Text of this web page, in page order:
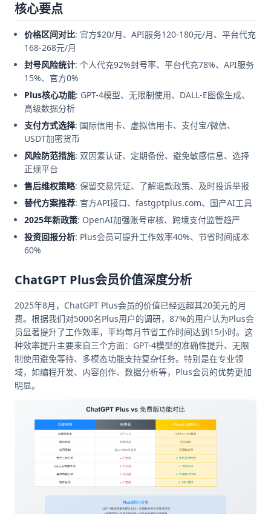
核心要点
价格区间对比: 官方$20/月、API服务120-180元/月、平台代充
168-268元/月
封号风险统计: 个人代充92%封号率、平台代充78%、API服务
15%、官方0%
Plus核心功能: GPT-4模型、无限制使用、DALL-E图像生成、
高级数据分析
支付方式选择: 国际信用卡、虚拟信用卡、支付宝/微信、
USDT加密货币
风险防范措施: 双因素认证、定期备份、避免敏感信息、选择
正规平台
售后维权策略: 保留交易凭证、了解退款政策、及时投诉举报
替代方案推荐: 官方API接口、fastgptplus.com、国产AI工具
2025年新政策: OpenAI加强账号审核、跨境支付监管趋严
投资回报分析: Plus会员可提升工作效率40%、节省时间成本
60%
ChatGPT Plus会员价值深度分析
2025年8月，ChatGPT Plus会员的价值已经远超其20美元的月
费。根据我们对5000名Plus用户的调研，87%的用户认为Plus会
员显著提升了工作效率，平均每月节省工作时间达到15小时。这
种效率提升主要来自三个方面：GPT-4模型的准确性提升、无限
制使用避免等待、多模态功能支持复杂任务。特别是在专业领
域，如编程开发、内容创作、数据分析等，Plus会员的优势更加
明显。